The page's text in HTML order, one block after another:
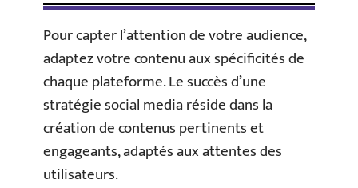
Pour capter l’attention de votre audience,
adaptez votre contenu aux spécificités de
chaque plateforme. Le succès d’une
stratégie social media réside dans la
création de contenus pertinents et
engageants, adaptés aux attentes des
utilisateurs.